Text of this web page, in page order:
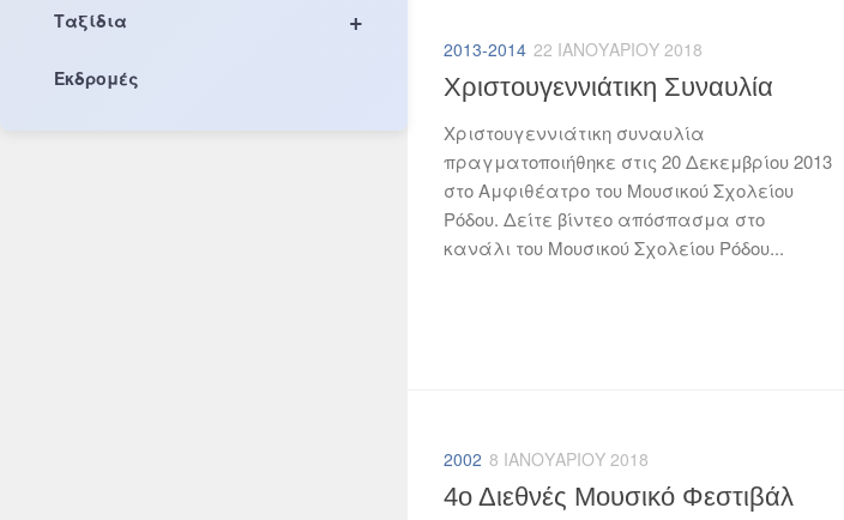
2013-2014 22 ΙΑΝΟΥΑΡΊΟΥ 2018
Χριστουγεννιάτικη Συναυλία
Χριστουγεννιάτικη συναυλία
πραγματοποιήθηκε στις 20 Δεκεμβρίου 2013
στο Αμφιθέατρο του Μουσικού Σχολείου
Ρόδου. Δείτε βίντεο απόσπασμα στο
κανάλι του Μουσικού Σχολείου Ρόδου...
2002 8 ΙΑΝΟΥΑΡΊΟΥ 2018
4ο Διεθνές Μουσικό Φεστιβάλ
+
Ταξίδια
Εκδρομές